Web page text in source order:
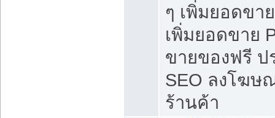
ๆ เพิ่มยอดขา
เพิ่มยอดขาย
ขายของฟรี ป
SEO ลงโฆษ
ร้านค้า